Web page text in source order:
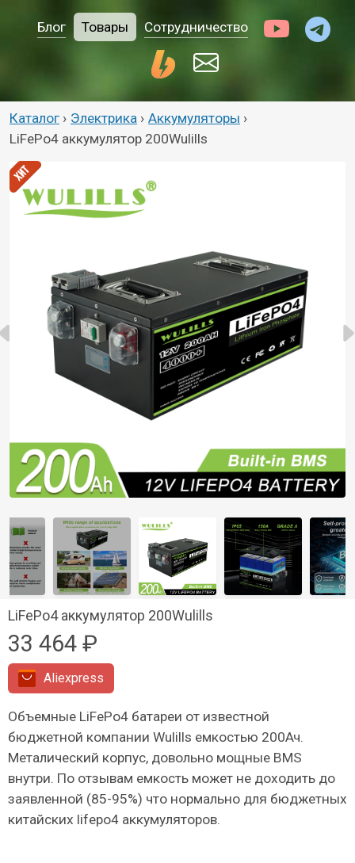
Блог Товары Сотрудничество
Каталог › Электрика › Аккумуляторы ›
LiFePo4 аккумулятор 200Wulills
LiFePo4 аккумулятор 200Wulills
33 464 ₽
Aliexpress
Объемные LiFePo4 батареи от известной
бюджетной компании Wulills емкостью 200Ач.
Металический корпус, довольно мощные BMS
внутри. По отзывам емкость может не доходить до
заявленной (85-95%) что нормально для бюджетных
китайских lifepo4 аккумуляторов.